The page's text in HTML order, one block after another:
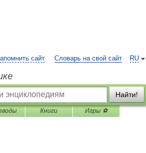
RU
сайт Словарь на свой сайт
Найти!
Книги Игры ⚽